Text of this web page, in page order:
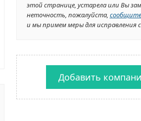
этой странице, устарела или Вы
неточность, пожалуйста, сообщите
и мы примем меры для исправления
Добавить